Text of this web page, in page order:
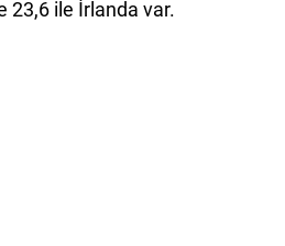
23,6 ile İrlanda var.